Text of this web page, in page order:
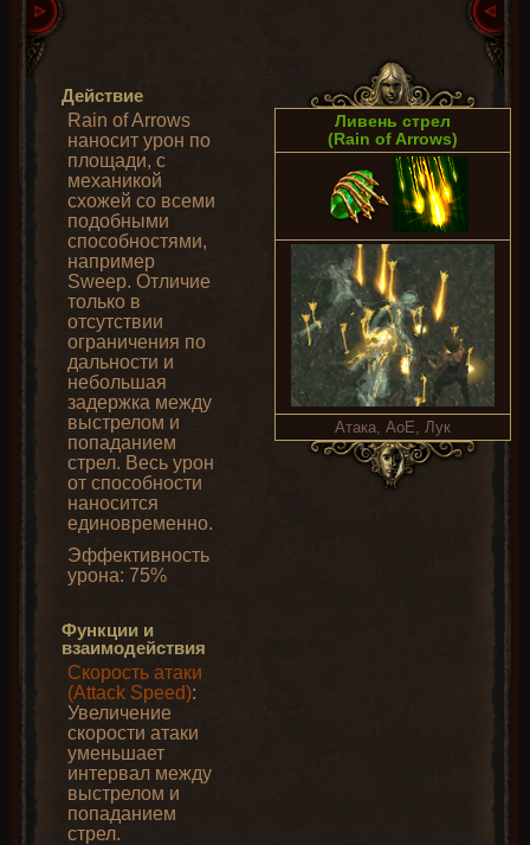
Действие
Rain of Arrows
наносит урон по
площади, с
механикой
схожей со всеми
подобными
способностями,
например
Sweep. Отличие
только в
отсутствии
ограничения по
дальности и
небольшая
задержка между
выстрелом и
попаданием
стрел. Весь урон
от способности
наносится
единовременно.
Эффективность
урона: 75%
Функции и
взаимодействия
Скорость атаки
(Attack Speed):
Увеличение
скорости атаки
уменьшает
интервал между
выстрелом и
попаданием
стрел.
Ливень стрел
(Rain of Arrows)
Атака, AoE, Лук